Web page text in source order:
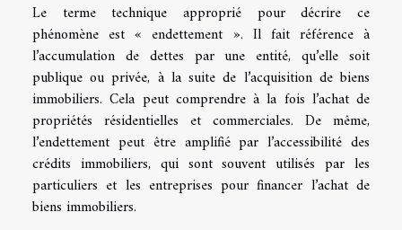
Le terme technique approprié pour décrire ce
phénomène est « endettement ». Il fait référence à
l’accumulation de dettes par une entité, qu’elle soit
publique ou privée, à la suite de l’acquisition de biens
immobiliers. Cela peut comprendre à la fois l’achat de
propriétés résidentielles et commerciales. De même,
l’endettement peut être amplifié par l’accessibilité des
crédits immobiliers, qui sont souvent utilisés par les
particuliers et les entreprises pour financer l’achat de
biens immobiliers.